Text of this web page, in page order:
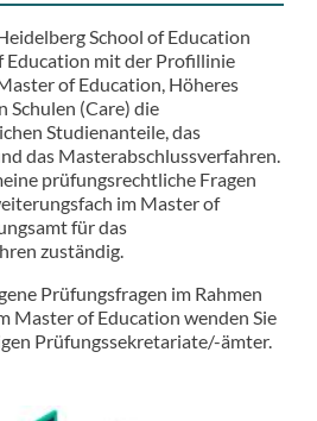
School of Education
mit der Profillinie
of Education, Höheres
Schulen (Care) die
Studienanteile, das
das Masterabschlussverfahren.
prüfungsrechtliche Fragen
im Master of
für das
zuständig.
Prüfungsfragen im Rahmen
Master of Education wenden Sie
Prüfungssekretariate/-ämter.